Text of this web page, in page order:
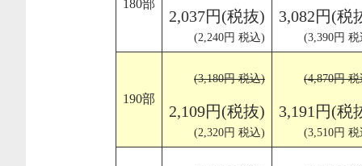
180部
2,037円(税抜)
(2,240円 税込)
3,082円(税
(3,390円
190部
(3,180円 税込)
2,109円(税抜)
(2,320円 税込)
(4,870円
3,191円(税
(3,510円